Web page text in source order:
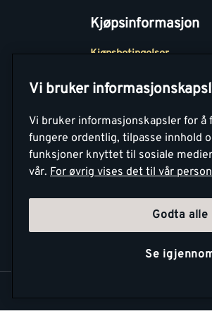
Kjøpsinformasjon
Kjøpsbetingelser
Betaling
Retur- og
angrerettsskjema
Vi bruker
Vi bruker informasjonskapsler for
fungere ordentlig, tilpasse innhold
funksjoner knyttet til sosiale
vår. For øvrig vises det til vår
Godta alle
Se